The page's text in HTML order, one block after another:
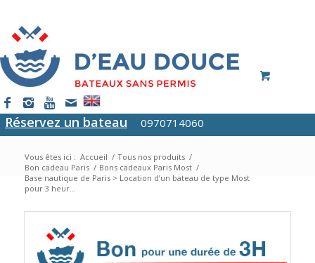
Réservez un bateau 0970714060
Vous êtes ici : Accueil / Tous nos produits /
Bon cadeau Paris / Bons cadeaux Paris Most /
Base nautique de Paris > Location d’un bateau de type Most
pour 3 heur...